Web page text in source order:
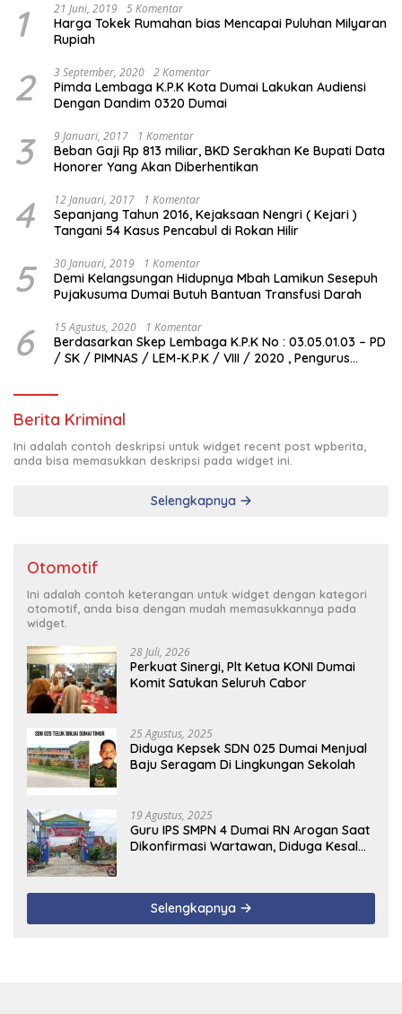
1 21 Juni, 2019 5 Komentar
Harga Tokek Rumahan bias Mencapai Puluhan Milyaran
Rupiah
2 3 September, 2020 2 Komentar
Pimda Lembaga K.P.K Kota Dumai Lakukan Audiensi
Dengan Dandim 0320 Dumai
3 9 Januari, 2017 1 Komentar
Beban Gaji Rp 813 miliar, BKD Serakhan Ke Bupati Data
Honorer Yang Akan Diberhentikan
4 12 Januari, 2017 1 Komentar
Sepanjang Tahun 2016, Kejaksaan Nengri ( Kejari )
Tangani 54 Kasus Pencabul di Rokan Hilir
5 30 Januari, 2019 1 Komentar
Demi Kelangsungan Hidupnya Mbah Lamikun Sesepuh
Pujakusuma Dumai Butuh Bantuan Transfusi Darah
6 15 Agustus, 2020 1 Komentar
Berdasarkan Skep Lembaga K.P.K No : 03.05.01.03 – PD
/ SK / PIMNAS / LEM-K.P.K / VIII / 2020 , Pengurus
Berita Kriminal
Ini adalah contoh deskripsi untuk widget recent post wpberita,
anda bisa memasukkan deskripsi pada widget ini.
Selengkapnya
Otomotif
Ini adalah contoh keterangan untuk widget dengan kategori
otomotif, anda bisa dengan mudah memasukkannya pada
widget.
28 Juli, 2026
Perkuat Sinergi, Plt Ketua KONI Dumai
Komit Satukan Seluruh Cabor
25 Agustus, 2025
Diduga Kepsek SDN 025 Dumai Menjual
Baju Seragam Di Lingkungan Sekolah
19 Agustus, 2025
Guru IPS SMPN 4 Dumai RN Arogan Saat
Dikonfirmasi Wartawan, Diduga Kesal
Selengkapnya